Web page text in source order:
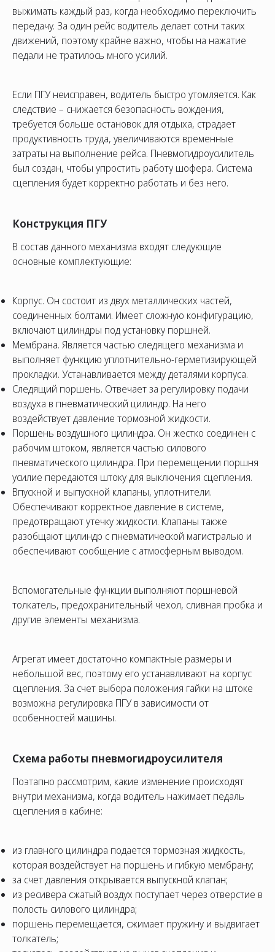
8 (800) 775-82-84
Звонок бесплатный
выжимать каждый раз, когда необходимо переключить
передачу. За один рейс водитель делает сотни таких
движений, поэтому крайне важно, чтобы на нажатие
педали не тратилось много усилий.
Если ПГУ неисправен, водитель быстро утомляется. Как
следствие – снижается безопасность вождения,
требуется больше остановок для отдыха, страдает
продуктивность труда, увеличиваются временные
затраты на выполнение рейса. Пневмогидроусилитель
был создан, чтобы упростить работу шофера. Система
сцепления будет корректно работать и без него.
Конструкция ПГУ
В состав данного механизма входят следующие
основные комплектующие:
Корпус. Он состоит из двух металлических частей,
соединенных болтами. Имеет сложную конфигурацию,
включают цилиндры под установку поршней.
Мембрана. Является частью следящего механизма и
выполняет функцию уплотнительно-герметизирующей
прокладки. Устанавливается между деталями корпуса.
Следящий поршень. Отвечает за регулировку подачи
воздуха в пневматический цилиндр. На него
воздействует давление тормозной жидкости.
Поршень воздушного цилиндра. Он жестко соединен с
рабочим штоком, является частью силового
пневматического цилиндра. При перемещении поршня
усилие передаются штоку для выключения сцепления.
Впускной и выпускной клапаны, уплотнители.
Обеспечивают корректное давление в системе,
предотвращают утечку жидкости. Клапаны также
разобщают цилиндр с пневматической магистралью и
обеспечивают сообщение с атмосферным выводом.
Вспомогательные функции выполняют поршневой
толкатель, предохранительный чехол, сливная пробка и
другие элементы механизма.
Агрегат имеет достаточно компактные размеры и
небольшой вес, поэтому его устанавливают на корпус
сцепления. За счет выбора положения гайки на штоке
возможна регулировка ПГУ в зависимости от
особенностей машины.
Схема работы пневмогидроусилителя
Поэтапно рассмотрим, какие изменение происходят
внутри механизма, когда водитель нажимает педаль
сцепления в кабине:
из главного цилиндра подается тормозная жидкость,
которая воздействует на поршень и гибкую мембрану;
за счет давления открывается выпускной клапан;
из ресивера сжатый воздух поступает через отверстие в
полость силового цилиндра;
поршень перемещается, сжимает пружину и выдвигает
толкатель;